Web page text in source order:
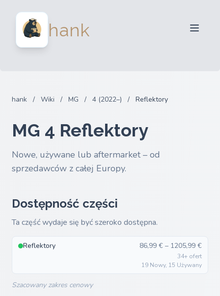
hankDla kupujących
Zaloguj sie
hank / Wiki / MG / 4 (2022–) / Reflektory
MG 4 Reflektory
Nowe, używane lub aftermarket – od
sprzedawców z całej Europy.
Dostępność części
Ta część wydaje się być szeroko dostępna.
Reflektory 86,99 € – 1205,99 €
34+ ofert
19 Nowy, 15 Używany
Szacowany zakres cenowy